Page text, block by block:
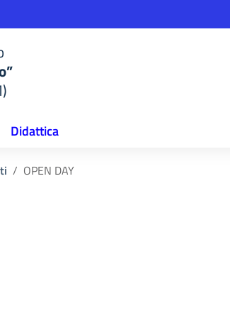
Didattica
OPEN DAY